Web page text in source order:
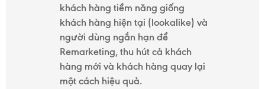
khách hàng tiềm năng giống
khách hàng hiện tại (lookalike) và
người dùng ngắn hạn để
Remarketing, thu hút cả khách
hàng mới và khách hàng quay lại
một cách hiệu quả.